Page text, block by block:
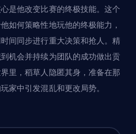
是他改变比赛的终极技能。这个
如何策略性地玩他的终极能力，
间同步进行重大决策和抢人。精
机会并持续为团队的成功做出贡
里，稻草人隐匿其身，准备在那
家中引发混乱和更改局势。